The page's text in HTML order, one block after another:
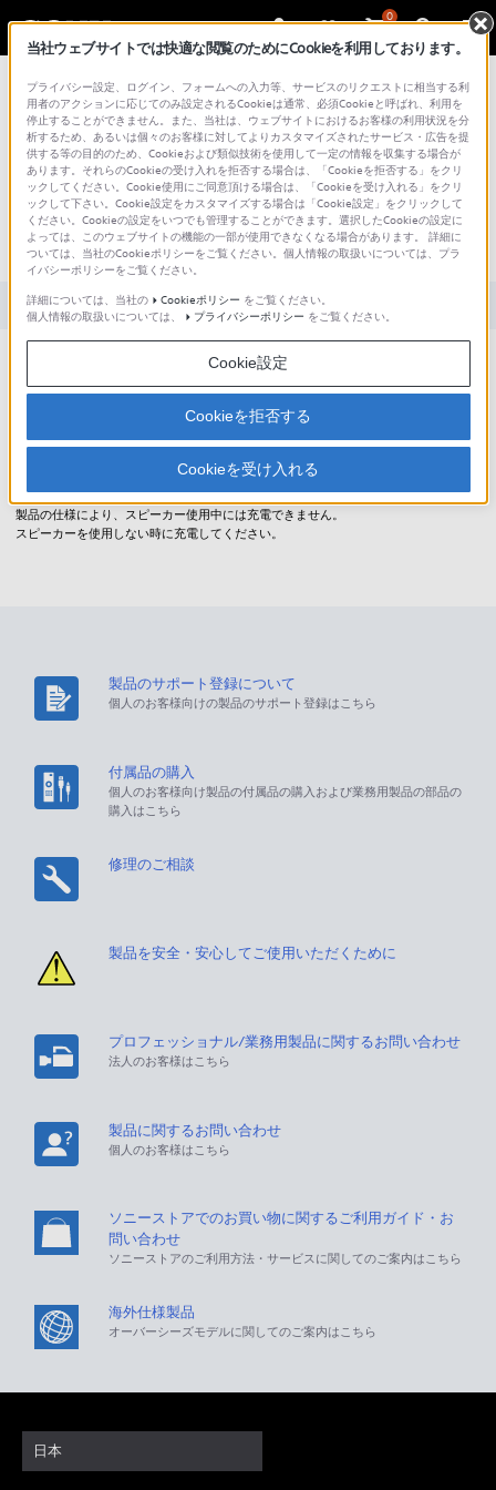
0
総合サポート・お問い合わせ
文書番号 : SH000159271 / 最終更新日 : 2025/03/11
スピーカーを使用しながら充電できま
すか？(SRS-WS1)
対象製品カテゴリー・製品
製品の仕様により、スピーカー使用中には充電できません。
スピーカーを使用しない時に充電してください。
製品のサポート登録について
個人のお客様向けの製品のサポート登録はこちら
付属品の購入
個人のお客様向け製品の付属品の購入および業務用製品の部品の
購入はこちら
修理のご相談
製品を安全・安心してご使用いただくために
プロフェッショナル/業務用製品に関するお問い合わせ
法人のお客様はこちら
製品に関するお問い合わせ
個人のお客様はこちら
ソニーストアでのお買い物に関するご利用ガイド・お
問い合わせ
ソニーストアのご利用方法・サービスに関してのご案内はこちら
海外仕様製品
オーバーシーズモデルに関してのご案内はこちら
日本
当社ウェブサイトでは快適な閲覧のためにCookieを利用しております。
プライバシー設定、ログイン、フォームへの入力等、サービスのリクエストに相当する利
用者のアクションに応じてのみ設定されるCookieは通常、必須Cookieと呼ばれ、利用を
停止することができません。また、当社は、ウェブサイトにおけるお客様の利用状況を分
析するため、あるいは個々のお客様に対してよりカスタマイズされたサービス・広告を提
供する等の目的のため、Cookieおよび類似技術を使用して一定の情報を収集する場合が
あります。それらのCookieの受け入れを拒否する場合は、「Cookieを拒否する」をクリ
ックしてください。Cookie使用にご同意頂ける場合は、「Cookieを受け入れる」をクリ
ックして下さい。Cookie設定をカスタマイズする場合は「Cookie設定」をクリックして
ください。Cookieの設定をいつでも管理することができます。選択したCookieの設定に
よっては、このウェブサイトの機能の一部が使用できなくなる場合があります。 詳細に
ついては、当社のCookieポリシーをご覧ください。個人情報の取扱いについては、プラ
イバシーポリシーをご覧ください。
詳細については、当社の
Cookieポリシー をご覧ください。
個人情報の取扱いについては、
プライバシーポリシー をご覧ください。
Cookie設定
Cookieを拒否する
Cookieを受け入れる